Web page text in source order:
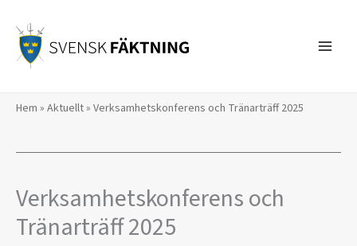
innehåll
Hem » Aktuellt» Verksamhetskonferens och Tränarträff 2025
Verksamhetskonferens och
Tränarträff 2025